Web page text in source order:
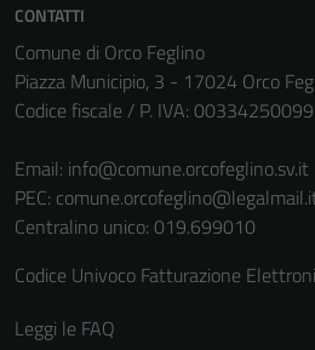
CONTATTI
Comune di Orco Feglino
Piazza Municipio, 3 - 17024 Orco
Codice fiscale / P. IVA: 00334250099
Email: info@comune.orcofeglino.sv.it
PEC:
Centralino unico: 019.699010
Codice Univoco Fatturazione
Leggi le FAQ